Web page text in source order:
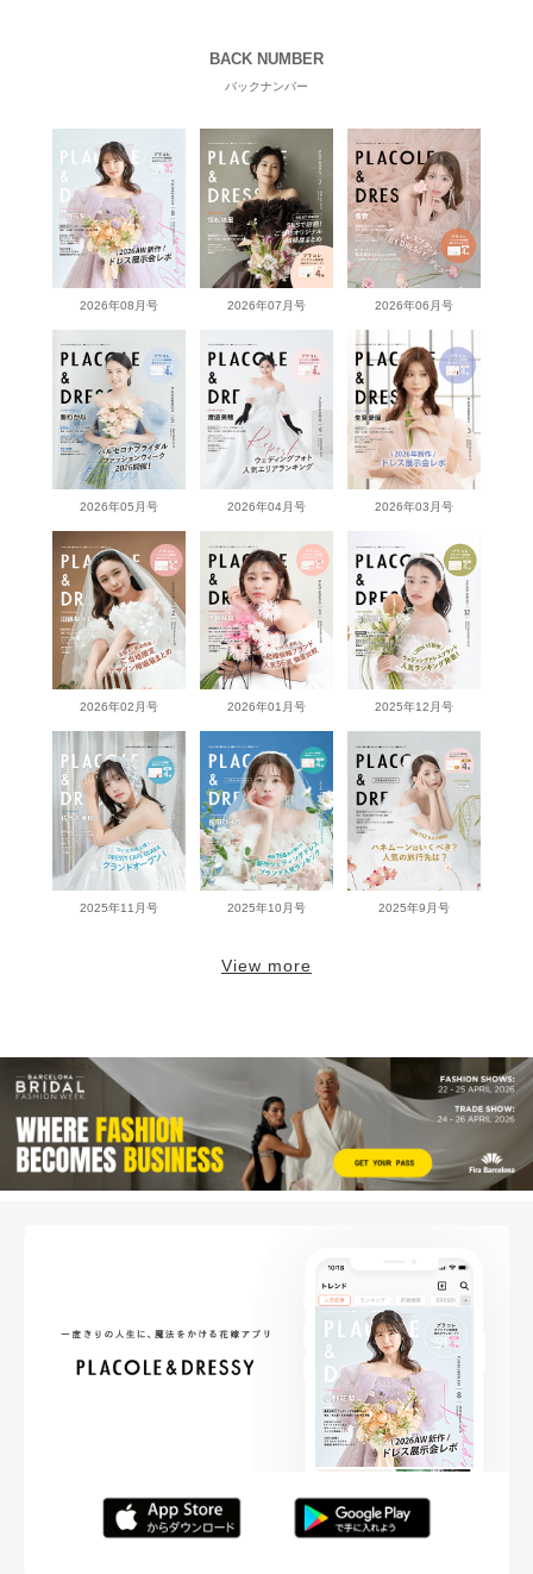
BACK NUMBER
バックナンバー
2026年08月号 2026年07月号 2026年06月号
2026年05月号 2026年04月号 2026年03月号
2026年02月号 2026年01月号 2025年12月号
2025年11月号 2025年10月号 2025年9月号
View more